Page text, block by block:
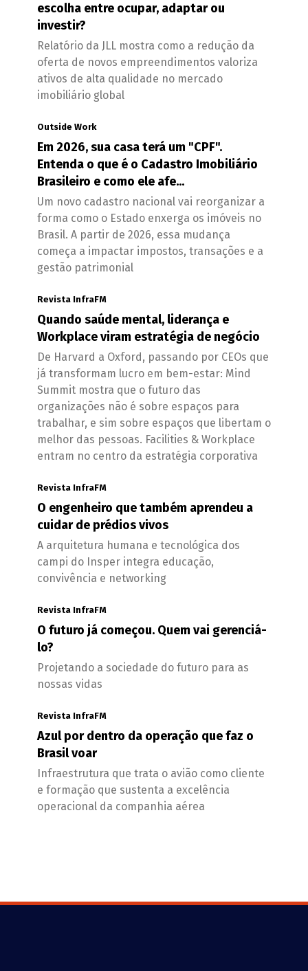
escolha entre ocupar, adaptar ou
investir?
Relatório da JLL mostra como a redução da
oferta de novos empreendimentos valoriza
ativos de alta qualidade no mercado
imobiliário global
Outside Work
Em 2026, sua casa terá um "CPF".
Entenda o que é o Cadastro Imobiliário
Brasileiro e como ele afe...
Um novo cadastro nacional vai reorganizar a
forma como o Estado enxerga os imóveis no
Brasil. A partir de 2026, essa mudança
começa a impactar impostos, transações e a
gestão patrimonial
Revista InfraFM
Quando saúde mental, liderança e
Workplace viram estratégia de negócio
De Harvard a Oxford, passando por CEOs que
já transformam lucro em bem-estar: Mind
Summit mostra que o futuro das
organizações não é sobre espaços para
trabalhar, e sim sobre espaços que libertam o
melhor das pessoas. Facilities & Workplace
entram no centro da estratégia corporativa
Revista InfraFM
O engenheiro que também aprendeu a
cuidar de prédios vivos
A arquitetura humana e tecnológica dos
campi do Insper integra educação,
convivência e networking
Revista InfraFM
O futuro já começou. Quem vai gerenciá-
lo?
Projetando a sociedade do futuro para as
nossas vidas
Revista InfraFM
Azul por dentro da operação que faz o
Brasil voar
Infraestrutura que trata o avião como cliente
e formação que sustenta a excelência
operacional da companhia aérea